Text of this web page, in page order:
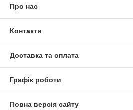
Про нас
Контакти
Доставка та оплата
Графік роботи
Повна версія сайту